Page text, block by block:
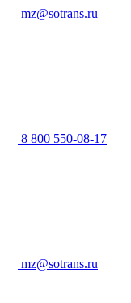
mz@sotrans.ru
8 800 550-08-17
mz@sotrans.ru